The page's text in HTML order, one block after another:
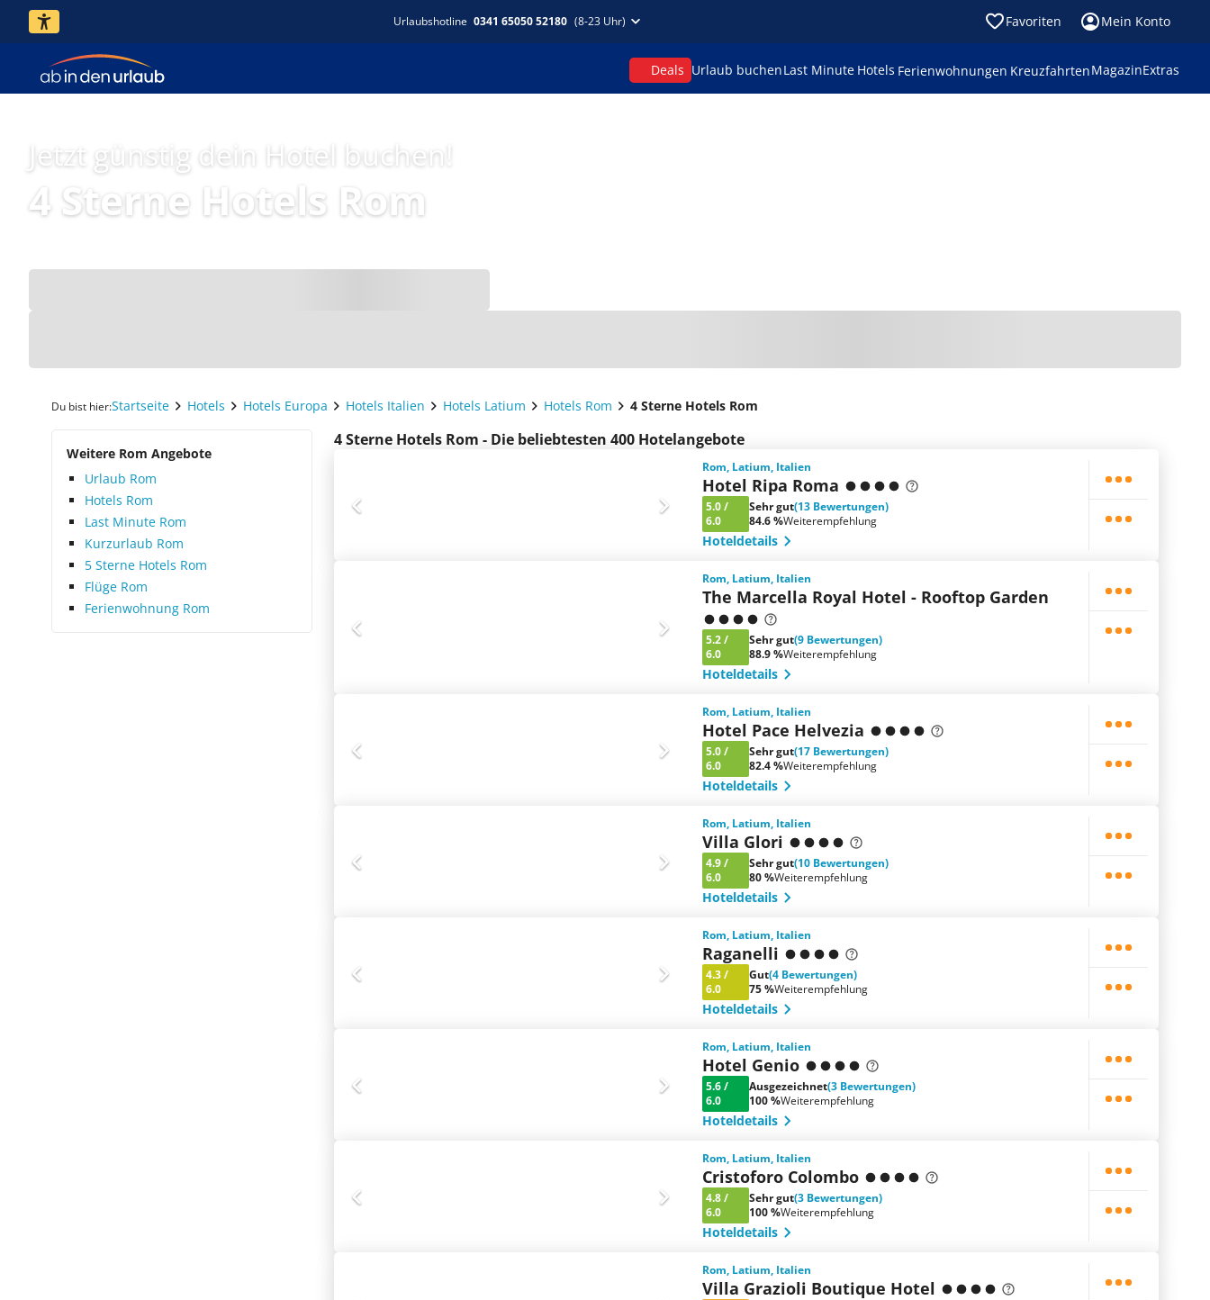
Urlaubshotline 0341 65050 52180 (8-23 Uhr) Favoriten Mein Konto
Deals Urlaub buchenLast Minute Hotels Ferienwohnungen KreuzfahrtenMagazinExtras
Jetzt günstig dein Hotel buchen!
4 Sterne Hotels Rom
Du bist hier:Startseite Hotels Hotels Europa Hotels Italien Hotels Latium Hotels Rom 4 Sterne Hotels Rom
Weitere Rom Angebote
Urlaub Rom
Hotels Rom
Last Minute Rom
Kurzurlaub Rom
5 Sterne Hotels Rom
Flüge Rom
Ferienwohnung Rom
4 Sterne Hotels Rom - Die beliebtesten 400 Hotelangebote
Rom, Latium, Italien
Hotel Ripa Roma
5.0/
6.0
Sehr gut(13 Bewertungen)
84.6 %Weiterempfehlung
Hoteldetails
Rom, Latium, Italien
The Marcella Royal Hotel - Rooftop Garden
5.2/
6.0
Sehr gut(9 Bewertungen)
88.9 %Weiterempfehlung
Hoteldetails
Rom, Latium, Italien
Hotel Pace Helvezia
5.0/
6.0
Sehr gut(17 Bewertungen)
82.4 %Weiterempfehlung
Hoteldetails
Rom, Latium, Italien
Villa Glori
4.9/
6.0
Sehr gut(10 Bewertungen)
80 %Weiterempfehlung
Hoteldetails
Rom, Latium, Italien
Raganelli
4.3/
6.0
Gut(4 Bewertungen)
75 %Weiterempfehlung
Hoteldetails
Rom, Latium, Italien
Hotel Genio
5.6/
6.0
Ausgezeichnet(3 Bewertungen)
100 %Weiterempfehlung
Hoteldetails
Rom, Latium, Italien
Cristoforo Colombo
4.8/
6.0
Sehr gut(3 Bewertungen)
100 %Weiterempfehlung
Hoteldetails
Rom, Latium, Italien
Villa Grazioli Boutique Hotel